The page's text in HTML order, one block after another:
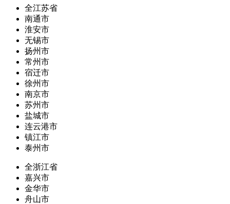
全江苏省
南通市
淮安市
无锡市
扬州市
常州市
宿迁市
徐州市
南京市
苏州市
盐城市
连云港市
镇江市
泰州市
全浙江省
嘉兴市
金华市
舟山市